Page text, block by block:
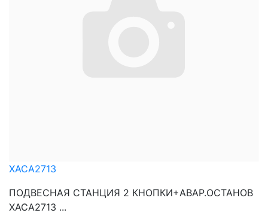
XACA2713
ПОДВЕСНАЯ СТАНЦИЯ 2 КНОПКИ+АВАР.ОСТАНОВ
XACA2713 ...